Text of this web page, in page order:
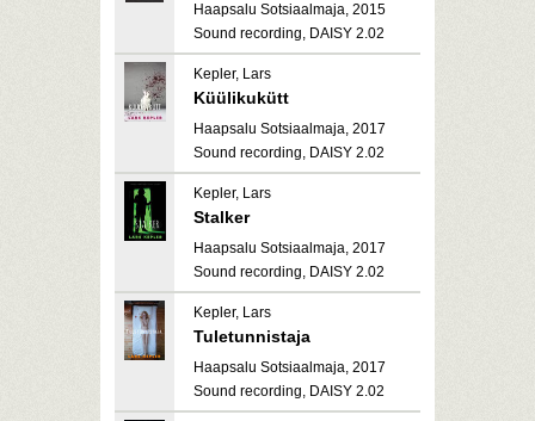
Haapsalu Sotsiaalmaja, 2015
Sound recording, DAISY 2.02
Kepler, Lars
Küülikukütt
Haapsalu Sotsiaalmaja, 2017
Sound recording, DAISY 2.02
Kepler, Lars
Stalker
Haapsalu Sotsiaalmaja, 2017
Sound recording, DAISY 2.02
Kepler, Lars
Tuletunnistaja
Haapsalu Sotsiaalmaja, 2017
Sound recording, DAISY 2.02